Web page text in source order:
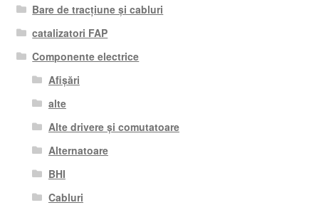
Bare de tracțiune și cabluri
catalizatori FAP
Componente electrice
Afișări
alte
Alte drivere și comutatoare
Alternatoare
BHI
Cabluri